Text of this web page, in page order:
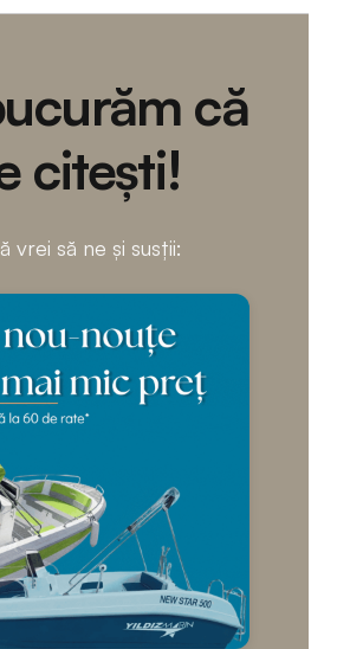
că
citești!
vrei să ne și susții: